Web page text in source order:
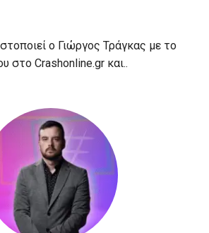
ο Γιώργος Τράγκας με το
στο Crashonline.gr και..